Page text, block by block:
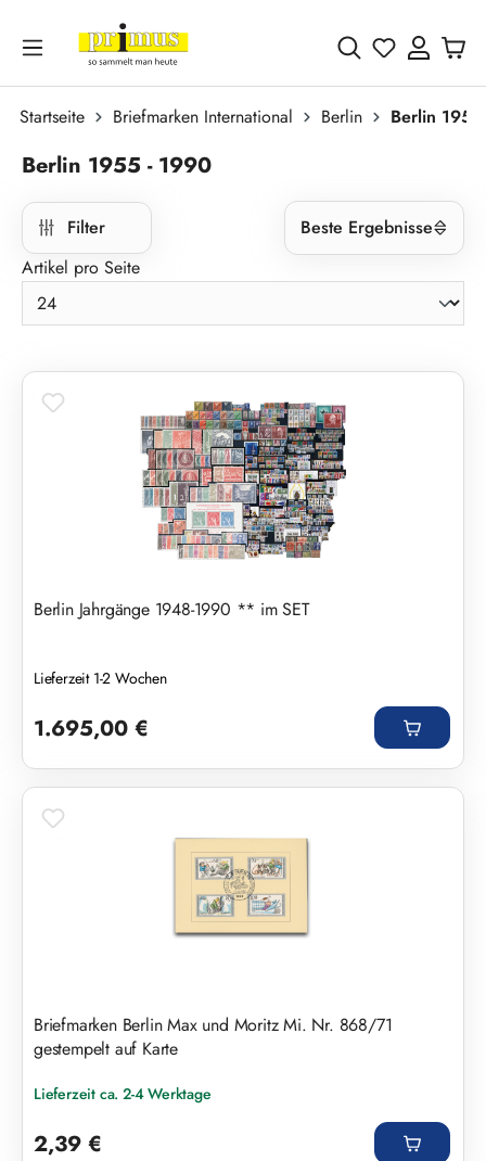
Zum Hauptinhalt springen
Du hast 0
Startseite Briefmarken International Berlin Berlin
Berlin 1955 - 1990
Filter
Beste Ergebnisse
Artikel pro Seite
Berlin Jahrgänge 1948-1990 ** im SET
Lieferzeit 1-2 Wochen
1.695,00 €
Briefmarken Berlin Max und Moritz Mi. Nr. 868/71
gestempelt auf Karte
Lieferzeit ca. 2-4 Werktage
2,39 €